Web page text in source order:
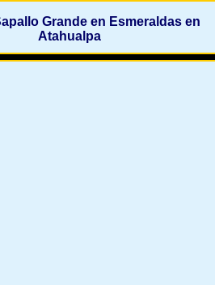
Grande en Esmeraldas en
Atahualpa